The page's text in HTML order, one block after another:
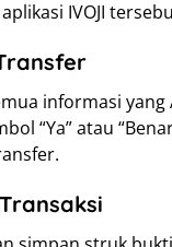
IVOJI
informasi yang
“Ya” atau